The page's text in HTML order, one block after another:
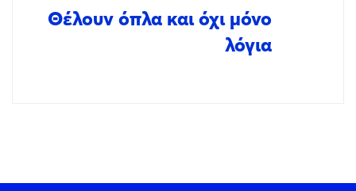
Θέλουν όπλα και όχι μόνο
λόγια